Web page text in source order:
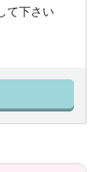
て下さい